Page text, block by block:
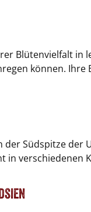
Blütenvielfalt in
können.
Südspitze der